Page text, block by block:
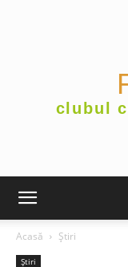
clubul
Acasă Știri
Știri